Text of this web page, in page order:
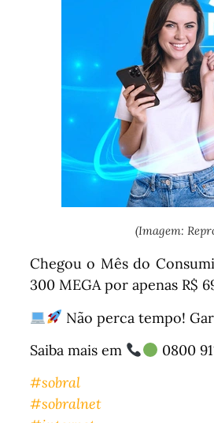
(Imagem:
Chegou o Mês do
300 MEGA por apenas R$
Não perca tempo!
Saiba mais em
0800
#sobral
#sobralnet